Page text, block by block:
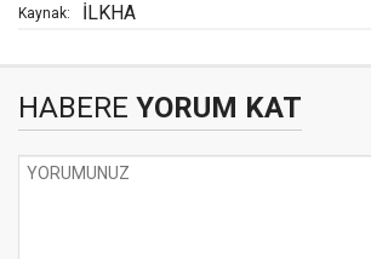
Kaynak: İLKHA
HABERE YORUM KAT